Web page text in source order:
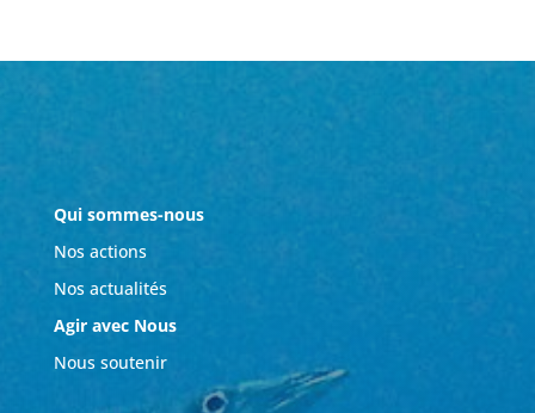
Qui sommes-nous
Nos actions
Nos actualités
Agir avec Nous
Nous soutenir